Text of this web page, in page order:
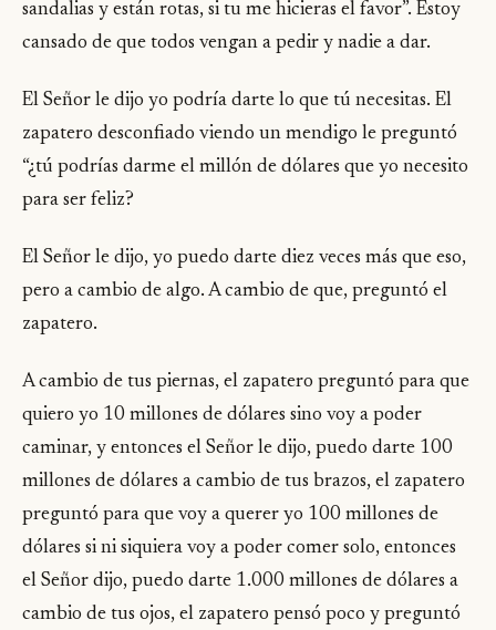
sandalias y están rotas, si tu me hicieras el favor”. Estoy
cansado de que todos vengan a pedir y nadie a dar.
El Señor le dijo yo podría darte lo que tú necesitas. El
zapatero desconfiado viendo un mendigo le preguntó
“¿tú podrías darme el millón de dólares que yo necesito
para ser feliz?
El Señor le dijo, yo puedo darte diez veces más que eso,
pero a cambio de algo. A cambio de que, preguntó el
zapatero.
A cambio de tus piernas, el zapatero preguntó para que
quiero yo 10 millones de dólares sino voy a poder
caminar, y entonces el Señor le dijo, puedo darte 100
millones de dólares a cambio de tus brazos, el zapatero
preguntó para que voy a querer yo 100 millones de
dólares si ni siquiera voy a poder comer solo, entonces
el Señor dijo, puedo darte 1.000 millones de dólares a
cambio de tus ojos, el zapatero pensó poco y preguntó